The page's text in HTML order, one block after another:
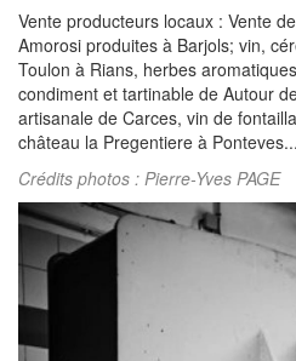
Vente producteurs locaux : Vente
Amorosi produites à Barjols; vin,
Toulon à Rians, herbes
condiment et tartinable de Autour
artisanale de Carces, vin de
château la Pregentiere à Ponteves...
Crédits photos : Pierre-Yves PAGE